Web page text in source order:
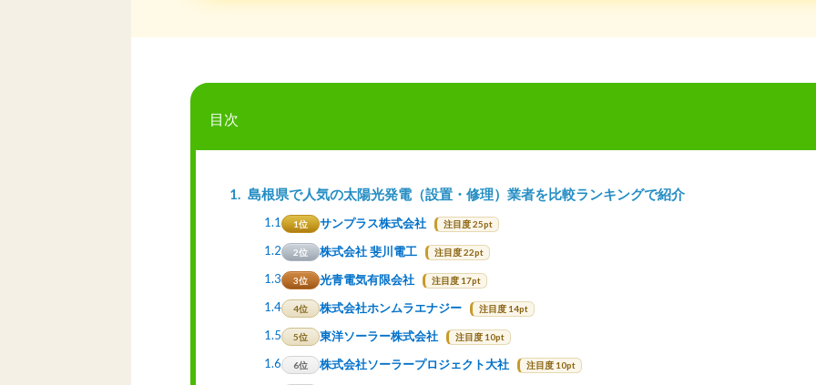
目次
1 島根県で人気の太陽光発電（設置・修理）業者を比較ランキングで紹介
1.1 1位 サンプラス株式会社 注目度 25pt
1.2 2位 株式会社 斐川電工 注目度 22pt
1.3 3位 光青電気有限会社 注目度 17pt
1.4 4位 株式会社ホンムラエナジー 注目度 14pt
1.5 5位 東洋ソーラー株式会社 注目度 10pt
1.6 6位 株式会社ソーラープロジェクト大社 注目度 10pt